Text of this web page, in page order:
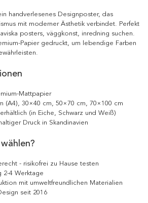
handverlesenes Designposter, das
mit moderner Ästhetik verbindet. Perfekt
posters, väggkonst, inredning suchen.
Papier gedruckt, um lebendige Farben
Mattpapier
(A4), 30×40 cm, 50×70 cm, 70×100 cm
(in Eiche, Schwarz und Weiß)
Druck in Skandinavien
- risikofrei zu Hause testen
2-4 Werktage
mit umweltfreundlichen Materialien
seit 2016